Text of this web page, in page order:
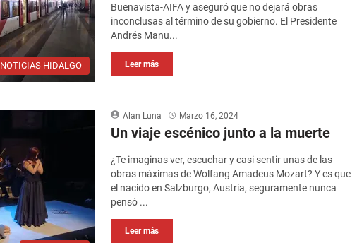
NOTICIAS HIDALGO
Buenavista-AIFA y aseguró que no dejará obras
inconclusas al término de su gobierno. El Presidente
Andrés Manu...
Leer más
Alan Luna Marzo 16, 2024
Un viaje escénico junto a la muerte
¿Te imaginas ver, escuchar y casi sentir unas de las
obras máximas de Wolfang Amadeus Mozart? Y es que
el nacido en Salzburgo, Austria, seguramente nunca
pensó ...
Leer más